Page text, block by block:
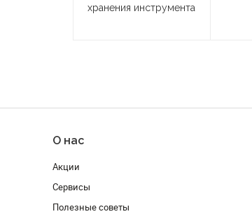
хранения инструмента
О нас
Акции
Сервисы
Полезные советы